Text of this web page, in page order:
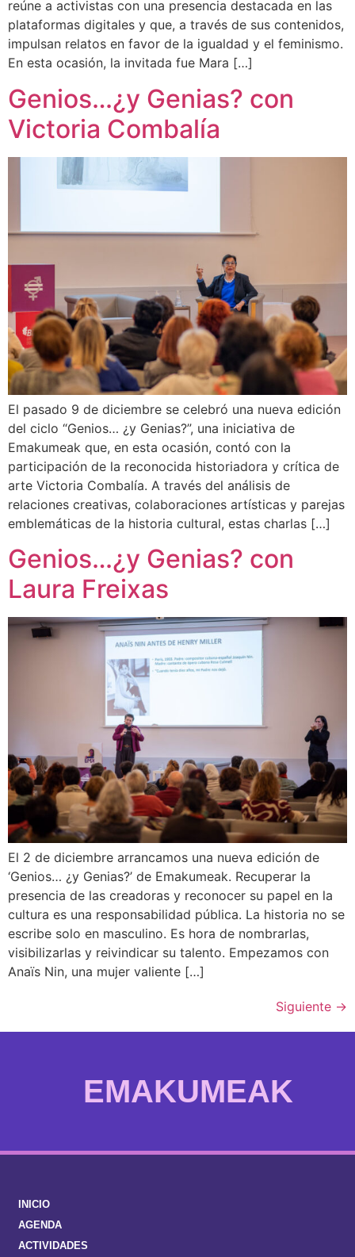
reúne a activistas con una presencia destacada en las
plataformas digitales y que, a través de sus contenidos,
impulsan relatos en favor de la igualdad y el feminismo.
En esta ocasión, la invitada fue Mara […]
Genios…¿y Genias? con
Victoria Combalía
El pasado 9 de diciembre se celebró una nueva edición
del ciclo “Genios… ¿y Genias?”, una iniciativa de
Emakumeak que, en esta ocasión, contó con la
participación de la reconocida historiadora y crítica de
arte Victoria Combalía. A través del análisis de
relaciones creativas, colaboraciones artísticas y parejas
emblemáticas de la historia cultural, estas charlas […]
Genios…¿y Genias? con
Laura Freixas
El 2 de diciembre arrancamos una nueva edición de
‘Genios… ¿y Genias?’ de Emakumeak. Recuperar la
presencia de las creadoras y reconocer su papel en la
cultura es una responsabilidad pública. La historia no se
escribe solo en masculino. Es hora de nombrarlas,
visibilizarlas y reivindicar su talento. Empezamos con
Anaïs Nin, una mujer valiente […]
Siguiente →
EMAKUMEAK
INICIO
AGENDA
ACTIVIDADES